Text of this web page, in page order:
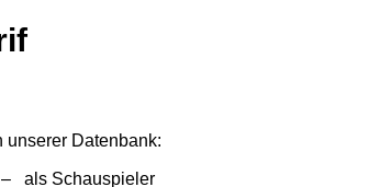
unserer Datenbank:
als Schauspieler